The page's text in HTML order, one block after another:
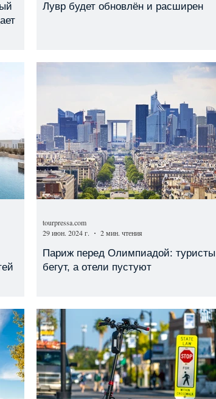
Лувр будет обновлён и расширен
Париж перед Олимпиадой: туристы
бегут, а отели пустуют
tourpressa.com
29 июн. 2024 г.
2 мин. чтения